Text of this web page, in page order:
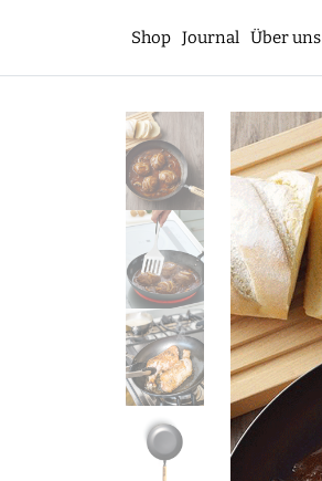
Shop Journal Über uns